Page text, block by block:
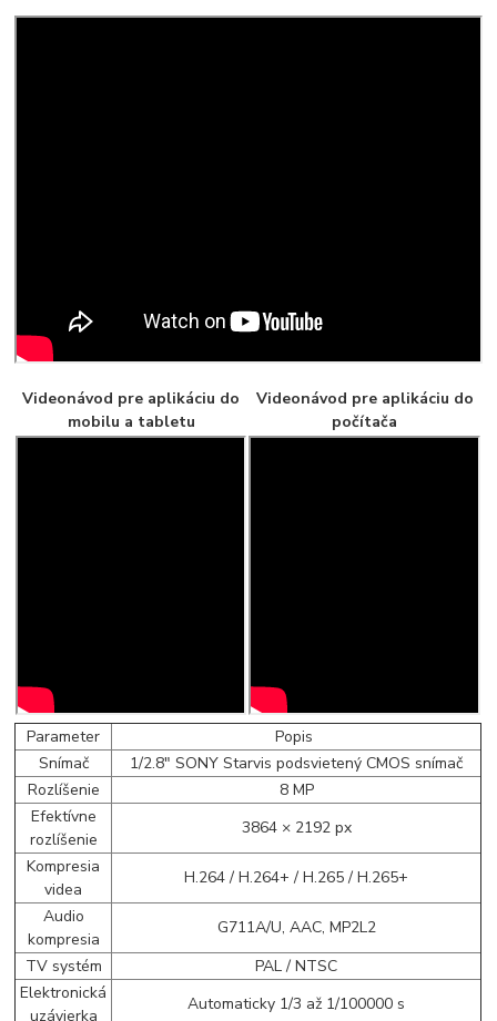
Videonávod pre aplikáciu do
mobilu a tabletu
Videonávod pre aplikáciu do
počítača
Parameter
Popis
Snímač
1/2.8" SONY Starvis podsvietený CMOS snímač
Rozlíšenie
8 MP
Efektívne
rozlíšenie
3864 × 2192 px
Kompresia
videa
H.264 / H.264+ / H.265 / H.265+
Audio
kompresia
G711A/U, AAC, MP2L2
TV systém
PAL / NTSC
Elektronická
uzávierka
Automaticky 1/3 až 1/100000 s